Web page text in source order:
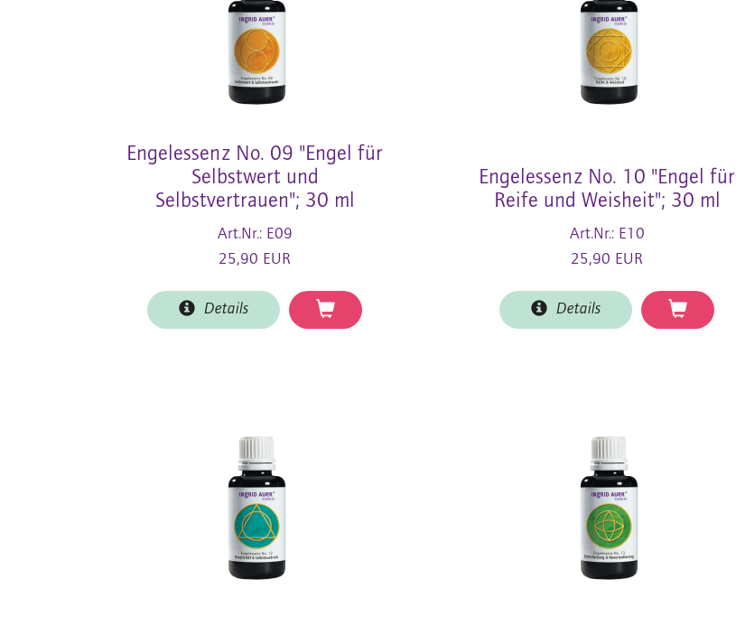
Engelessenz No. 09 "Engel für
Selbstwert und
Selbstvertrauen"; 30 ml
Art.Nr.: E09
25,90 EUR
Details
Engelessenz No. 10 "Engel für
Reife und Weisheit"; 30 ml
Art.Nr.: E10
25,90 EUR
Details